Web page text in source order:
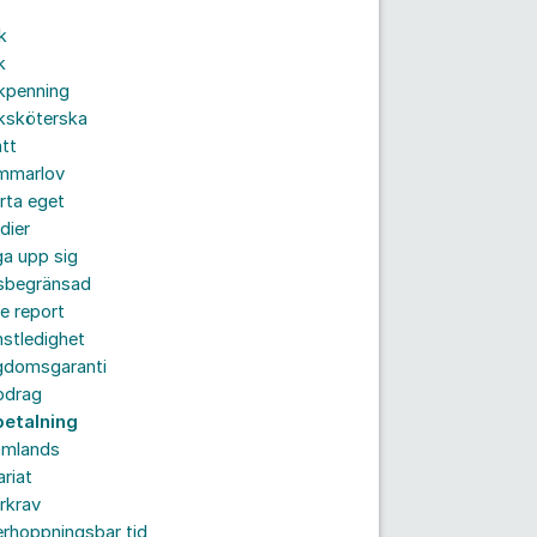
eget
upp sig
report
tid